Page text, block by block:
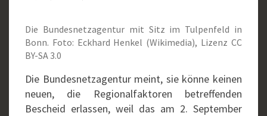
Die Bundesnetzagentur mit Sitz im Tulpenfeld in
Bonn. Foto: Eckhard Henkel (Wikimedia), Lizenz CC
BY-SA 3.0
Die Bundesnetzagentur meint, sie könne keinen
neuen, die Regionalfaktoren betreffenden
Bescheid erlassen, weil das am 2. September